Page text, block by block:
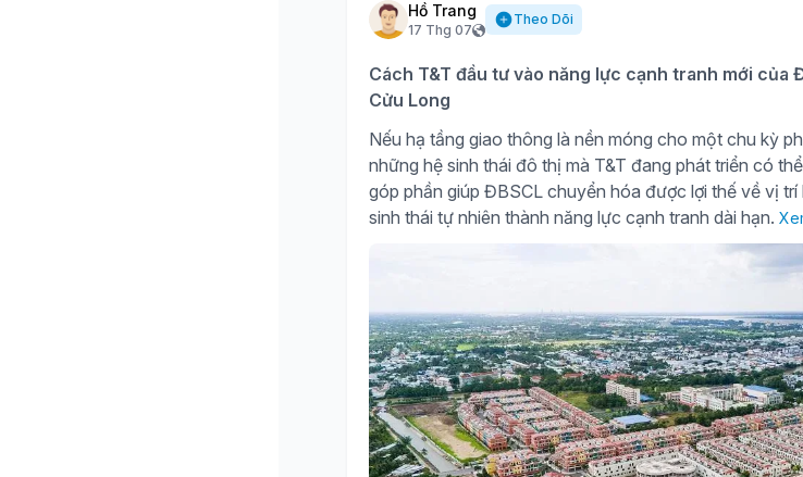
Hồ Trang
17 Thg 07
Theo Dõi
Cách T&T đầu tư vào năng lực cạnh tranh mới của
Cửu Long
Nếu hạ tầng giao thông là nền móng cho một chu kỳ
những hệ sinh thái đô thị mà T&T đang phát triển có
góp phần giúp ĐBSCL chuyển hóa được lợi thế về vị trí
sinh thái tự nhiên thành năng lực cạnh tranh dài hạn.